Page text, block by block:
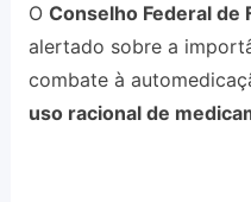
O Conselho Federal de
alertado sobre a
combate à
uso racional de